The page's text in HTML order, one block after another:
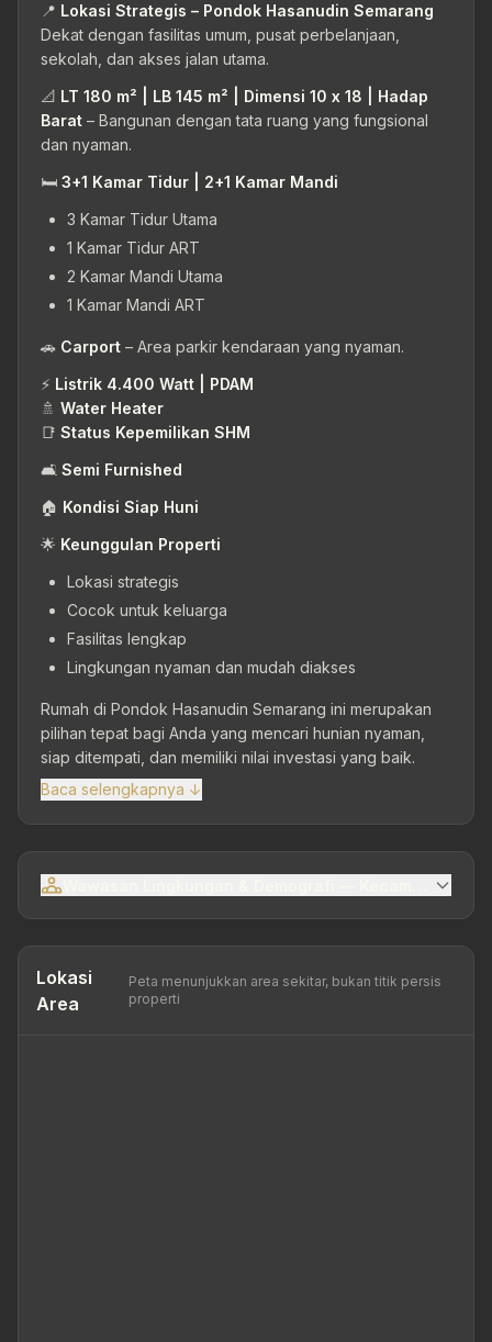
📍 Lokasi Strategis – Pondok Hasanudin Semarang
Dekat dengan fasilitas umum, pusat perbelanjaan,
sekolah, dan akses jalan utama.
📐 LT 180 m² | LB 145 m² | Dimensi 10 x 18 | Hadap
Barat – Bangunan dengan tata ruang yang fungsional
dan nyaman.
🛏 3+1 Kamar Tidur | 2+1 Kamar Mandi
3 Kamar Tidur Utama
1 Kamar Tidur ART
2 Kamar Mandi Utama
1 Kamar Mandi ART
🚗 Carport – Area parkir kendaraan yang nyaman.
⚡ Listrik 4.400 Watt | PDAM
🚿 Water Heater
📑 Status Kepemilikan SHM
🛋 Semi Furnished
🏠 Kondisi Siap Huni
🌟 Keunggulan Properti
Lokasi strategis
Cocok untuk keluarga
Fasilitas lengkap
Lingkungan nyaman dan mudah diakses
Rumah di Pondok Hasanudin Semarang ini merupakan
pilihan tepat bagi Anda yang mencari hunian nyaman,
siap ditempati, dan memiliki nilai investasi yang baik.
Baca selengkapnya ↓
Wawasan Lingkungan & Demografi — Kecamatan
Lokasi
Area
Peta menunjukkan area sekitar, bukan titik persis
properti